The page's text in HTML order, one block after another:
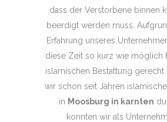
dass der Verstorbene binnen
beerdigt werden muss.
Erfahrung unseres
diese Zeit so kurz wie möglich
islamischen Bestattung gerecht
wir schon seit Jahren
in Moosburg in karnten
konnten wir als